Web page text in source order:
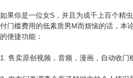
如果你是一位女S，并且为成千上百个精
付门槛费用的低素质男M而烦恼的话，本
的便捷功能：
1. 售卖原创视频，音频，漫画，自动收门